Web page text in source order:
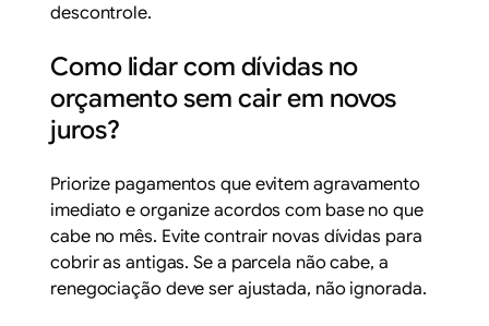
descontrole.
Como lidar com dívidas no
orçamento sem cair em novos
juros?
Priorize pagamentos que evitem agravamento
imediato e organize acordos com base no que
cabe no mês. Evite contrair novas dívidas para
cobrir as antigas. Se a parcela não cabe, a
renegociação deve ser ajustada, não ignorada.